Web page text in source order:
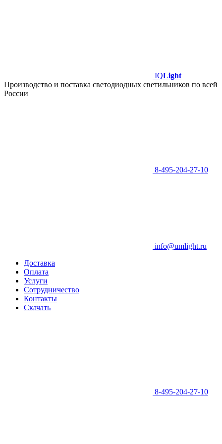
IQLight
Производство и поставка светодиодных светильников по всей
России
8-495-204-27-10
info@umlight.ru
Доставка
Оплата
Услуги
Сотрудничество
Контакты
Скачать
8-495-204-27-10